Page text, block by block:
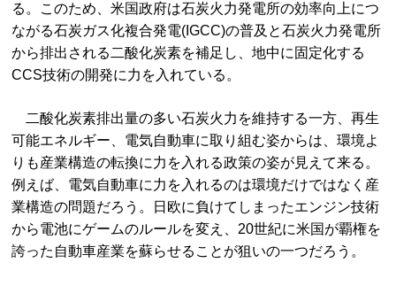
る。このため、米国政府は石炭火力発電所の効率向上につ
ながる石炭ガス化複合発電(IGCC)の普及と石炭火力発電所
から排出される二酸化炭素を補足し、地中に固定化する
CCS技術の開発に力を入れている。
二酸化炭素排出量の多い石炭火力を維持する一方、再生
可能エネルギー、電気自動車に取り組む姿からは、環境よ
りも産業構造の転換に力を入れる政策の姿が見えて来る。
例えば、電気自動車に力を入れるのは環境だけではなく産
業構造の問題だろう。日欧に負けてしまったエンジン技術
から電池にゲームのルールを変え、20世紀に米国が覇権を
誇った自動車産業を蘇らせることが狙いの一つだろう。